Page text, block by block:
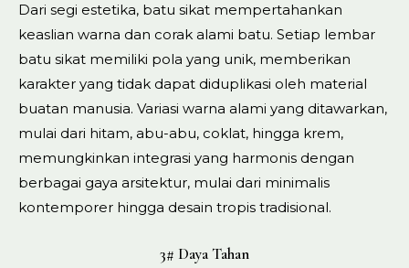
Dari segi estetika, batu sikat mempertahankan
keaslian warna dan corak alami batu. Setiap lembar
batu sikat memiliki pola yang unik, memberikan
karakter yang tidak dapat diduplikasi oleh material
buatan manusia. Variasi warna alami yang ditawarkan,
mulai dari hitam, abu-abu, coklat, hingga krem,
memungkinkan integrasi yang harmonis dengan
berbagai gaya arsitektur, mulai dari minimalis
kontemporer hingga desain tropis tradisional.
3# Daya Tahan